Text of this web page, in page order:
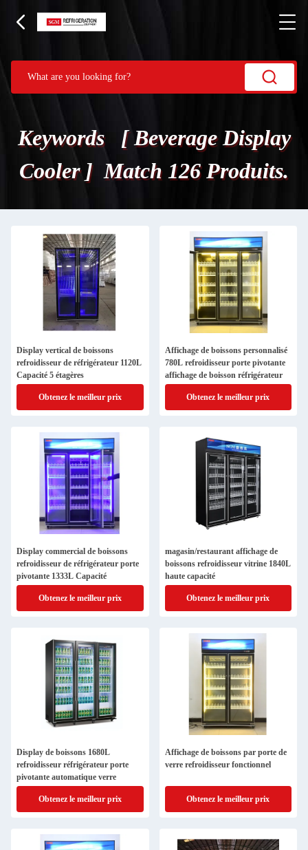
Keywords [ Beverage Display
Cooler ] Match 126 Produits.
Display vertical de boissons
refroidisseur de réfrigérateur 1120L
Capacité 5 étagères
Obtenez le meilleur prix
Affichage de boissons personnalisé
780L refroidisseur porte pivotante
affichage de boisson réfrigérateur
Obtenez le meilleur prix
Display commercial de boissons
refroidisseur de réfrigérateur porte
pivotante 1333L Capacité
Obtenez le meilleur prix
magasin/restaurant affichage de
boissons refroidisseur vitrine 1840L
haute capacité
Obtenez le meilleur prix
Display de boissons 1680L
refroidisseur réfrigérateur porte
pivotante automatique verre
Obtenez le meilleur prix
Affichage de boissons par porte de
verre refroidisseur fonctionnel
Obtenez le meilleur prix